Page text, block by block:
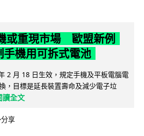
或重現市場 歐盟新例
機用可拆式電池
2 月 18 日生效，規定手機及平板電腦電
，目標是延長裝置壽命及減少電子垃
讀全文
分享